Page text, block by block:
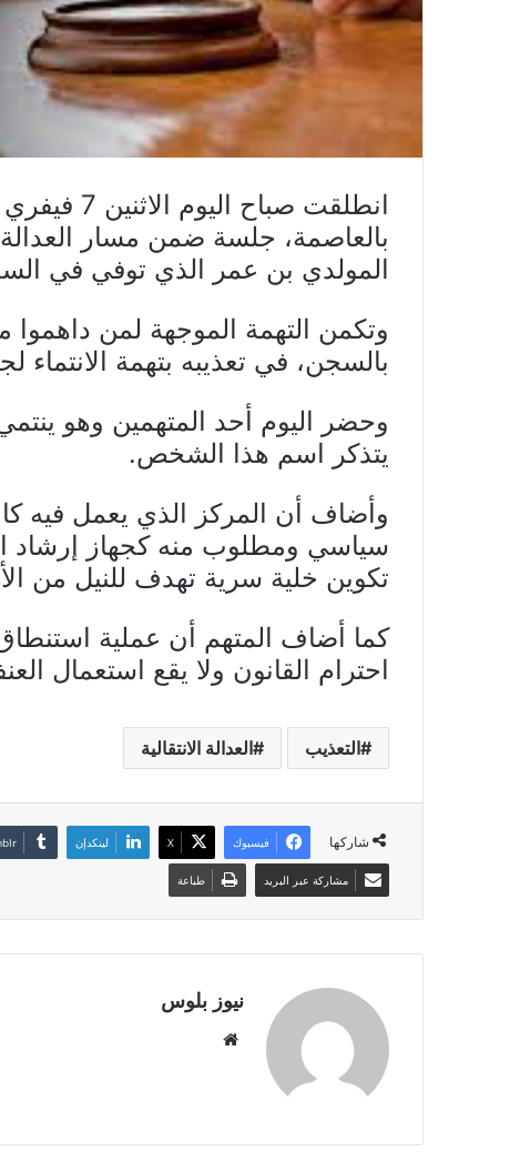
بالعاصمة، جلسة ضمن مسار
المولدي بن عمر الذي توفي في السجن
وتكمن التهمة الموجهة لمن داهموا
بالسجن، في تعذيبه بتهمة
وحضر اليوم أحد المتهمين وهو
يتذكر اسم هذا الشخص.
وأضاف أن المركز الذي يعمل فيه كان
سياسي ومطلوب منه كجهاز إرشاد
تكوين خلية سرية تهدف للنيل من
كما أضاف المتهم أن عملية
احترام القانون ولا يقع استعمال
التعذيب العدالة الانتقالية
شاركها فيسبوك X لينكدإن
مشاركة عبر البريد طباعة
نيوز بلوس